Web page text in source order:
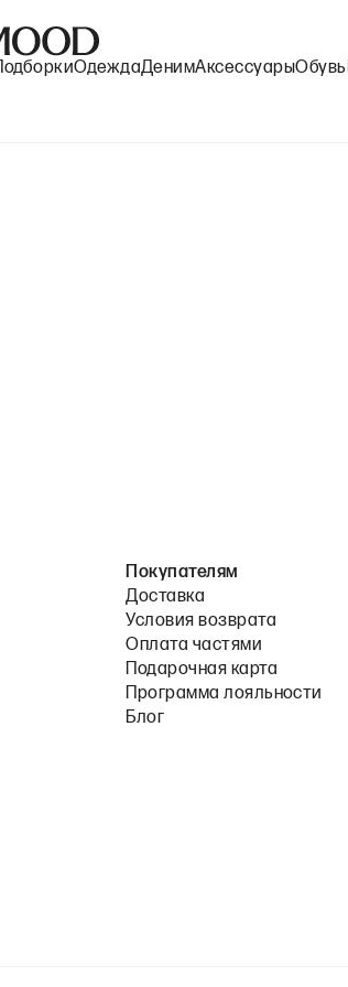
ПодборкиОдеждаДенимАксессуарыОбувь
Покупателям
Доставка
Условия возврата
Оплата частями
Подарочная карта
Программа лояльности
Блог